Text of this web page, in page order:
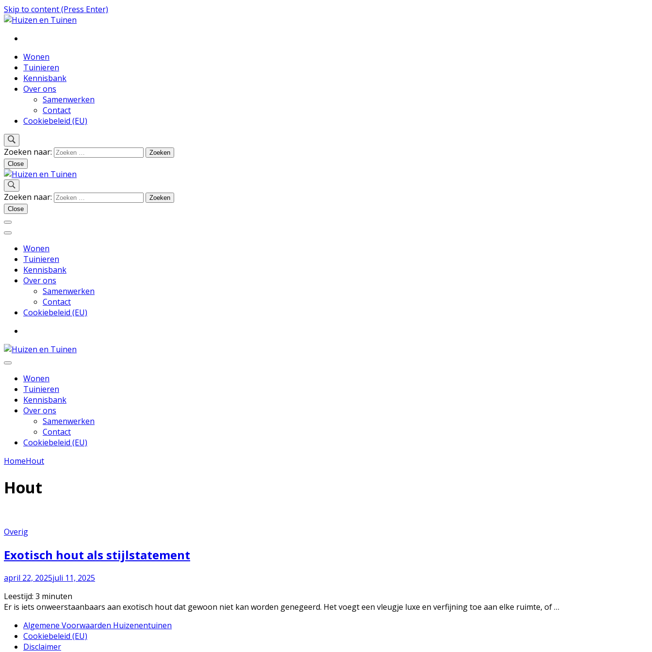
Skip to content (Press Enter)
Huizen en Tuinen
Inspiratie voor wonen en tuinieren
Wonen
Tuinieren
Kennisbank
Over ons
Samenwerken
Contact
Cookiebeleid (EU)
Zoeken naar:
Close
Huizen en Tuinen
Inspiratie voor wonen en tuinieren
Zoeken naar:
Close
Wonen
Tuinieren
Kennisbank
Over ons
Samenwerken
Contact
Cookiebeleid (EU)
Huizen en Tuinen
Inspiratie voor wonen en tuinieren
Wonen
Tuinieren
Kennisbank
Over ons
Samenwerken
Contact
Cookiebeleid (EU)
HomeHout
Hout
Overig
Exotisch hout als stijlstatement
april 22, 2025juli 11, 2025
Leestijd: 3 minuten
Er is iets onweerstaanbaars aan exotisch hout dat gewoon niet kan worden genegeerd. Het voegt een vleugje luxe en verfijning toe aan elke ruimte, of …
Algemene Voorwaarden Huizenentuinen
Cookiebeleid (EU)
Disclaimer